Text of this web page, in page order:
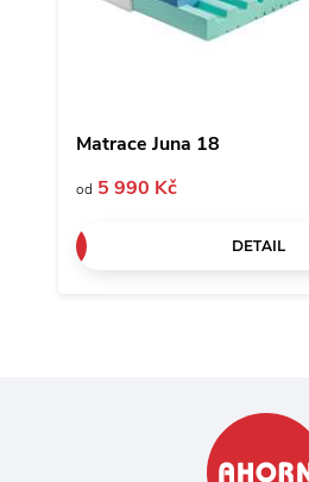
Matrace Juna 18
od 5 990 Kč
DETAIL